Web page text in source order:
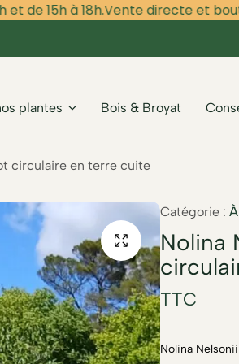
15h à 18h.Vente directe et
plantes Bois & Broyat
circulaire en terre cuite
Catégorie :
Nolina
TTC
Nolina